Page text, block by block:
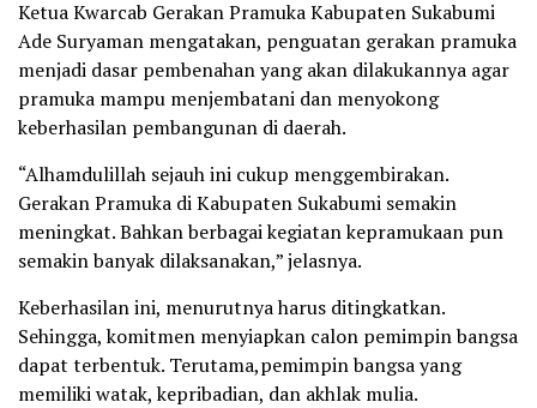
Ketua Kwarcab Gerakan Pramuka Kabupaten Sukabumi
Ade Suryaman mengatakan, penguatan gerakan pramuka
menjadi dasar pembenahan yang akan dilakukannya agar
pramuka mampu menjembatani dan menyokong
keberhasilan pembangunan di daerah.
“Alhamdulillah sejauh ini cukup menggembirakan.
Gerakan Pramuka di Kabupaten Sukabumi semakin
meningkat. Bahkan berbagai kegiatan kepramukaan pun
semakin banyak dilaksanakan,” jelasnya.
Keberhasilan ini, menurutnya harus ditingkatkan.
Sehingga, komitmen menyiapkan calon pemimpin bangsa
dapat terbentuk. Terutama,pemimpin bangsa yang
memiliki watak, kepribadian, dan akhlak mulia.